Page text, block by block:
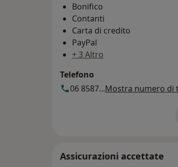
Bonifico
Contanti
Carta di credito
PayPal
+ 3 Altro
Telefono
06 8587...Mostra numero di
Assicurazioni accettate